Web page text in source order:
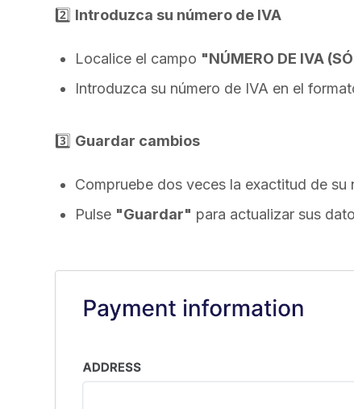
2️⃣ Introduzca su número de IVA
Localice el campo "NÚMERO DE IVA
Introduzca su número de IVA en el
3️⃣ Guardar cambios
Compruebe dos veces la exactitud de su
Pulse "Guardar" para actualizar sus